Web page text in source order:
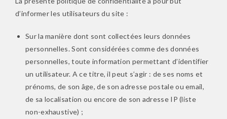
d’informer les utilisateurs du site :
Sur la manière dont sont collectées leurs données
personnelles. Sont considérées comme des données
personnelles, toute information permettant d’identifier
un utilisateur. A ce titre, il peut s’agir : de ses noms et
prénoms, de son âge, de son adresse postale ou email,
de sa localisation ou encore de son adresse IP (liste
non-exhaustive) ;